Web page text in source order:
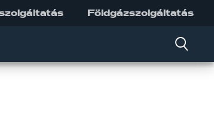
Földgázszolgáltatás